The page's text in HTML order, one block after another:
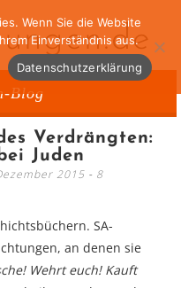
Blog
Verdrängten:
Juden
2015
8
SA-
an denen sie
Wehrt euch! Kauft
Wenn Sie die Website
Einverständnis aus.
Datenschutzerklärung